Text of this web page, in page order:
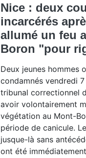
Nice : deux
incarcérés
allumé un feu
Boron "pour
Deux jeunes hommes
condamnés vendredi
tribunal correctionnel
avoir volontairement
végétation au Mont-
période de canicule.
jusque-là sans
ont été